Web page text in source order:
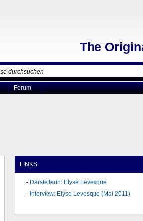
The
Forum
LINKS
Darstellerin: Elyse Levesque
Interview: Elyse Levesque (Mai 2011)